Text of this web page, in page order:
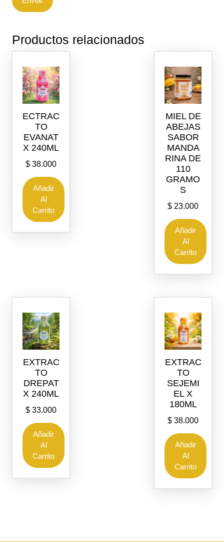
Productos relacionados
ECTRAC
TO
EVANAT
X 240ML
$ 38.000
Añadir
Al
Carrito
MIEL DE
ABEJAS
SABOR
MANDA
RINA DE
110
GRAMO
S
$ 23.000
Añadir
Al
Carrito
EXTRAC
TO
DREPAT
X 240ML
$ 33.000
Añadir
Al
Carrito
EXTRAC
TO
SEJEMI
EL X
180ML
$ 38.000
Añadir
Al
Carrito